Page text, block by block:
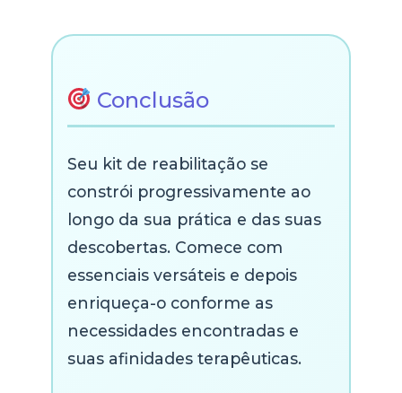
Conclusão
Seu kit de reabilitação se
constrói progressivamente ao
longo da sua prática e das suas
descobertas. Comece com
essenciais versáteis e depois
enriqueça-o conforme as
necessidades encontradas e
suas afinidades terapêuticas.